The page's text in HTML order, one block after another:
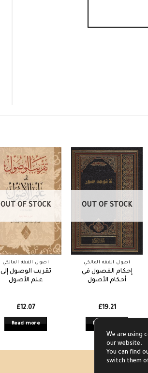
OUT OF STOCK
أصول الفقه المالكي
تقريب الوصول إلى
علم الأصول
£12.07
Read more
OUT OF STOCK
أصول الفقه المالكي
إحكام الفصول في
أحكام الأصول
£19.21
Read more
We are using
our website.
You can find
switch them